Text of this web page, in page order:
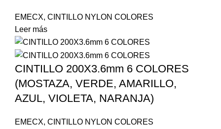
EMECX, CINTILLO NYLON COLORES
Leer más
CINTILLO 200X3.6mm 6 COLORES
(MOSTAZA, VERDE, AMARILLO,
AZUL, VIOLETA, NARANJA)
EMECX, CINTILLO NYLON COLORES